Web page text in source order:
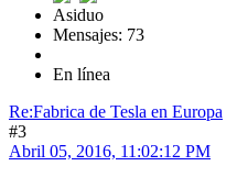
Asiduo
Mensajes: 73
En línea
Re:Fabrica de Tesla en Europa
#3
Abril 05, 2016, 11:02:12 PM